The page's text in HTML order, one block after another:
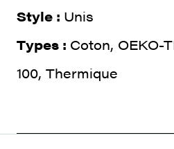
Style : Unis
Types : Coton, OEKO-
100, Thermique